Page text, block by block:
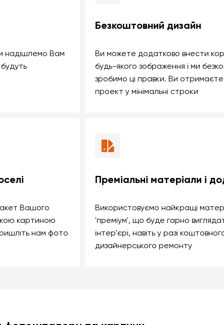
надішлемо Вам
Безкоштовний дизайн
Ви можете додатково внести
будь-якого зображення і ми
зробимо ці правки. Ви отримаєте
проект у мінімальні строки
Вашого
картиною
нам фото
Преміальні матеріали і
Використовуємо найкращі
'преміум', що буде гарно
інтер'єрі, навіть у разі
дизайнерського ремонту